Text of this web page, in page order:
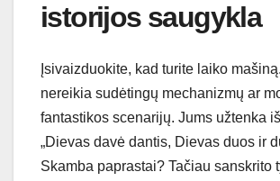
istorijos saugykla
Įsivaizduokite, kad turite laiko
nereikia sudėtingų mechanizmų ar
fantastikos scenarijų. Jums užtenka
„Dievas davė dantis, Dievas duos ir
Skamba paprastai? Tačiau sanskrito